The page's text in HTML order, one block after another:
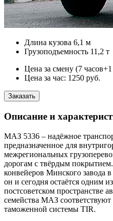
Длина кузова 6,1 м
Грузоподъемность 11,2 т
Цена за смену (7
Цена за час: 1250 руб.
Заказать
Описание и
МАЗ 5336 – надёжное
предназначенное для
межрегиональных
дорогам с твёрдым
конвейеров Минского завода
он и сегодня остаётся одним
постсоветском пространстве
семейства МАЗ
таможенной системы TIR.